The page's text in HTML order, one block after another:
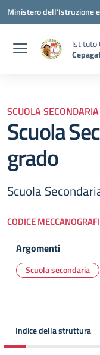
Vai ai contenuti
Vai al menu di navigazione
Vai al footer
Ministero dell'Istruzione
Istituto
SCUOLA
Scuola
grado
Scuola
CODICE
Argomenti
Scuola secondaria
Indice della struttura